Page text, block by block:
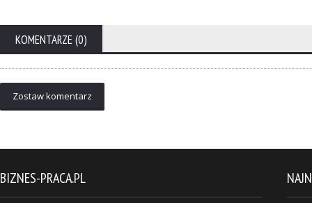
KOMENTARZE (0)
Zostaw komentarz
BIZNES-PRACA.PL